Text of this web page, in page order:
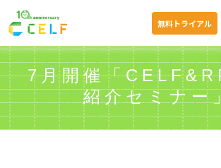
無料トライアル
7月開催「
紹介セミナー